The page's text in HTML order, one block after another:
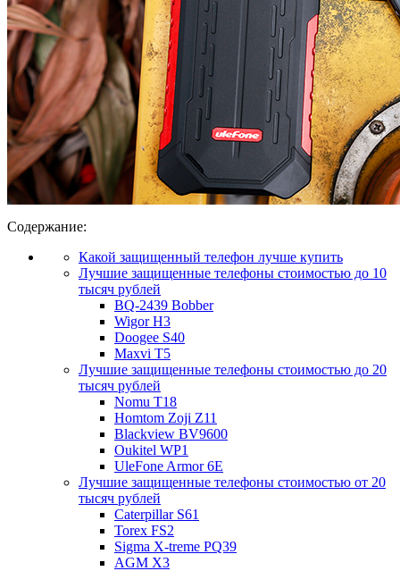
Содержание:
Какой защищенный телефон лучше купить
Лучшие защищенные телефоны стоимостью до 10
тысяч рублей
BQ-2439 Bobber
Wigor H3
Doogee S40
Maxvi T5
Лучшие защищенные телефоны стоимостью до 20
тысяч рублей
Nomu T18
Homtom Zoji Z11
Blackview BV9600
Oukitel WP1
UleFone Armor 6E
Лучшие защищенные телефоны стоимостью от 20
тысяч рублей
Caterpillar S61
Torex FS2
Sigma X-treme PQ39
AGM X3